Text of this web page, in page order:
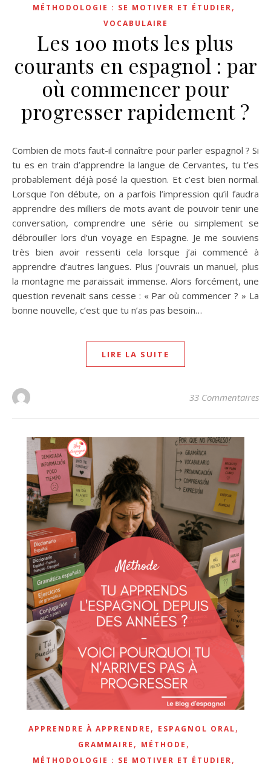
MÉTHODOLOGIE : SE MOTIVER ET ÉTUDIER,
VOCABULAIRE
Les 100 mots les plus
courants en espagnol : par
où commencer pour
progresser rapidement ?
Combien de mots faut-il connaître pour parler espagnol ? Si
tu es en train d’apprendre la langue de Cervantes, tu t’es
probablement déjà posé la question. Et c’est bien normal.
Lorsque l’on débute, on a parfois l’impression qu’il faudra
apprendre des milliers de mots avant de pouvoir tenir une
conversation, comprendre une série ou simplement se
débrouiller lors d’un voyage en Espagne. Je me souviens
très bien avoir ressenti cela lorsque j’ai commencé à
apprendre d’autres langues. Plus j’ouvrais un manuel, plus
la montagne me paraissait immense. Alors forcément, une
question revenait sans cesse : « Par où commencer ? » La
bonne nouvelle, c’est que tu n’as pas besoin…
LIRE LA SUITE
33 Commentaires
APPRENDRE À APPRENDRE , ESPAGNOL ORAL,
GRAMMAIRE , MÉTHODE ,
MÉTHODOLOGIE : SE MOTIVER ET ÉTUDIER,
LAtechnique pourm émoriser
ne plus jamais oublier 🧠
Je veux mon livret offert
pour t'aider à progresser en espagnol. Rien de
plus 😊. Et tu pourras te désabonner à tout
instant.